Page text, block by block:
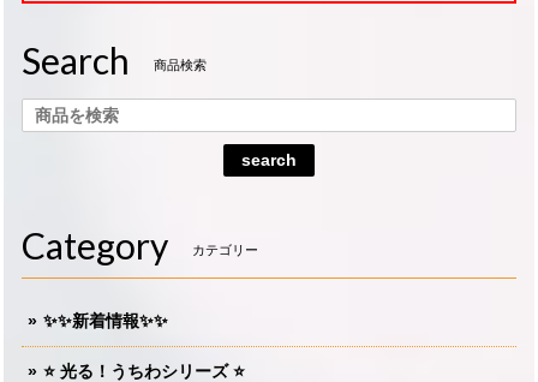
Search 商品検索
search
Category カテゴリー
✨✨新着情報✨✨
⭐️ 光る！うちわシリーズ ⭐️